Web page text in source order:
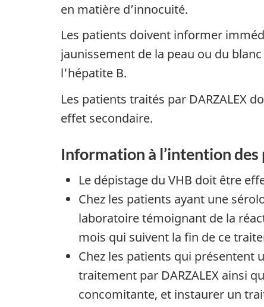
en matière d’innocuité.
Les patients doivent informer
jaunissement de la peau ou du
l'hépatite B.
Les patients traités par DARZALEX
effet secondaire.
Information à l’intention
Le dépistage du VHB doit être
Chez les patients ayant une
laboratoire témoignant de la
mois qui suivent la fin de ce
Chez les patients qui présentent
traitement par DARZALEX ainsi
concomitante, et instaurer un